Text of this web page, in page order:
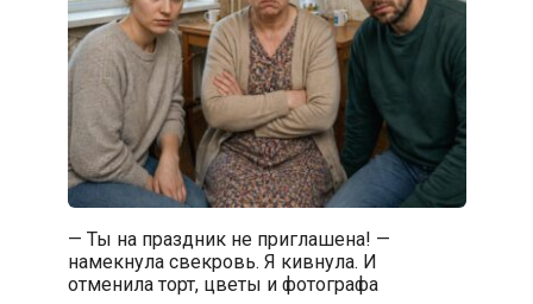
— Ты на праздник не приглашена! —
намекнула свекровь. Я кивнула. И
отменила торт, цветы и фотографа